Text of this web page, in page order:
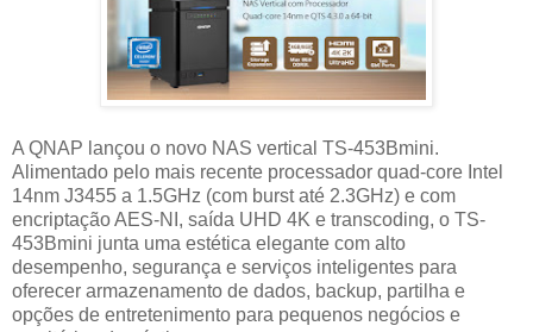
A QNAP lançou o novo NAS vertical TS-453Bmini.
Alimentado pelo mais recente processador quad-core Intel
14nm J3455 a 1.5GHz (com burst até 2.3GHz) e com
encriptação AES-NI, saída UHD 4K e transcoding, o TS-
453Bmini junta uma estética elegante com alto
desempenho, segurança e serviços inteligentes para
oferecer armazenamento de dados, backup, partilha e
opções de entretenimento para pequenos negócios e